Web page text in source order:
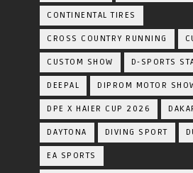
CONTINENTAL TIRES
CROSS COUNTRY RUNNING
CUSTOM SHOW D-SPORTS
DEEPAL DIPROM MOTOR
DPE X HAIER CUP 2026
DAYTONA DIVING SPORT
EA SPORTS